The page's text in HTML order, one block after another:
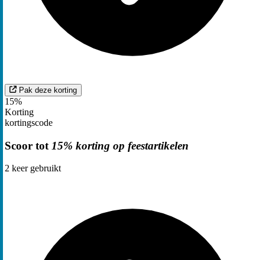
Pak deze korting
15%
Korting
kortingscode
Scoor tot 15% korting op feestartikelen
2 keer gebruikt